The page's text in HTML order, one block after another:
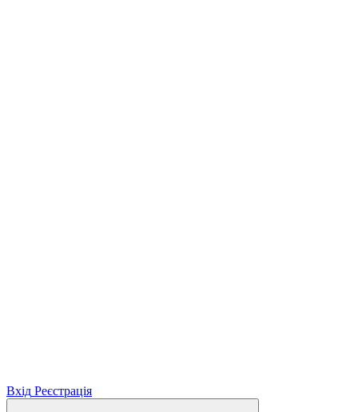
Вхід Реєстрація